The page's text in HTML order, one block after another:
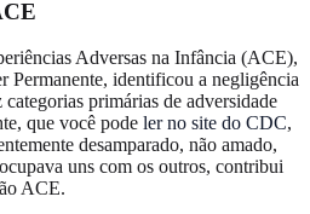
Adversas na Infância (ACE),
Permanente, identificou a negligência
primárias de adversidade
que você pode ler no site do CDC,
desamparado, não amado,
uns com os outros, contribui
ACE.